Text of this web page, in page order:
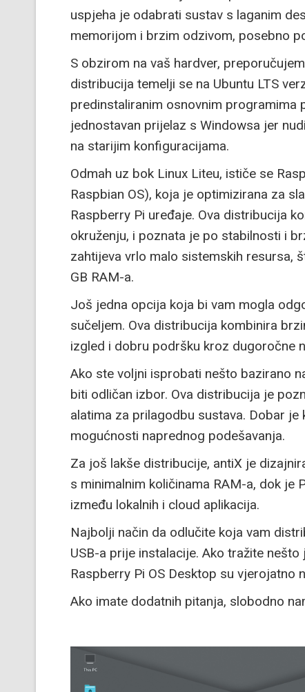
uspjeha je odabrati sustav s laganim
memorijom i brzim odzivom, posebno
S obzirom na vaš hardver,
distribucija temelji se na Ubuntu LTS
predinstaliranim osnovnim programima
jednostavan prijelaz s Windowsa jer
na starijim konfiguracijama.
Odmah uz bok Linux Liteu, ističe se
Raspbian OS), koja je optimizirana za
Raspberry Pi uređaje. Ova distribucija
okruženju, i poznata je po stabilnosti i
zahtijeva vrlo malo sistemskih resursa,
GB RAM-a.
Još jedna opcija koja bi vam mogla
sučeljem. Ova distribucija kombinira
izgled i dobru podršku kroz dugoročne
Ako ste voljni isprobati nešto bazirano
biti odličan izbor. Ova distribucija je
alatima za prilagodbu sustava. Dobar
mogućnosti naprednog podešavanja.
Za još lakše distribucije, antiX je
s minimalnim količinama RAM-a, dok je
između lokalnih i cloud aplikacija.
Najbolji način da odlučite koja vam
USB-a prije instalacije. Ako tražite
Raspberry Pi OS Desktop su vjerojatno
Ako imate dodatnih pitanja, slobodno